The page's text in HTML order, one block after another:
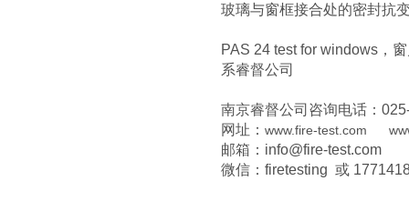
玻璃与窗框接合处的密封抗
PAS 24 test for windows，
系睿督公司
南京睿督公司咨询电话：
网址： www.fire-test.com
邮箱：info@fire-test.com
微信：firetesting 或